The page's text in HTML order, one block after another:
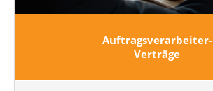
Auftragsverarbeiter-
Verträge